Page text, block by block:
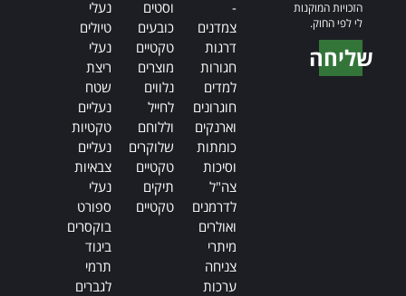
הזכויות המוקנות
לי לפי החוק.
שליחה
-
צמדנים
דרגות
חגורות
למדים
חוגרונים
וארנקים
כומתות
וסיכות
צה"ל
לדרמנים
ואולרים
מיתרי
צניחה
ערכות
וסטים
כובעים
טקטיים
מוצרים
נלווים
לחייל
וללוחם
שלוקרים
טקטיים
תיקים
טקטיים
נעלי
טיולים
נעלי
ריצת
שטח
נעליים
טקטיות
נעליים
צבאיות
נעלי
ספורט
בוקסרים
ביגוד
תרמי
לגברים